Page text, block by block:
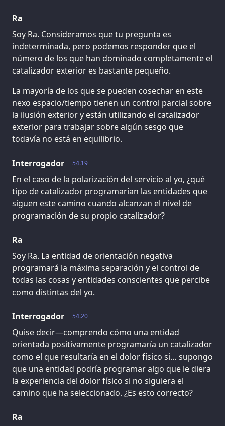
Ra
Soy Ra. Consideramos que tu pregunta es
indeterminada, pero podemos responder que el
número de los que han dominado completamente el
catalizador exterior es bastante pequeño.
La mayoría de los que se pueden cosechar en este
nexo espacio/tiempo tienen un control parcial sobre
la ilusión exterior y están utilizando el catalizador
exterior para trabajar sobre algún sesgo que
todavía no está en equilibrio.
54.19
Interrogador
En el caso de la polarización del servicio al yo, ¿qué
tipo de catalizador programarían las entidades que
siguen este camino cuando alcanzan el nivel de
programación de su propio catalizador?
Ra
Soy Ra. La entidad de orientación negativa
programará la máxima separación y el control de
todas las cosas y entidades conscientes que percibe
como distintas del yo.
54.20
Interrogador
Quise decir—comprendo cómo una entidad
orientada positivamente programaría un catalizador
como el que resultaría en el dolor físico si… supongo
que una entidad podría programar algo que le diera
la experiencia del dolor físico si no siguiera el
camino que ha seleccionado. ¿Es esto correcto?
Ra